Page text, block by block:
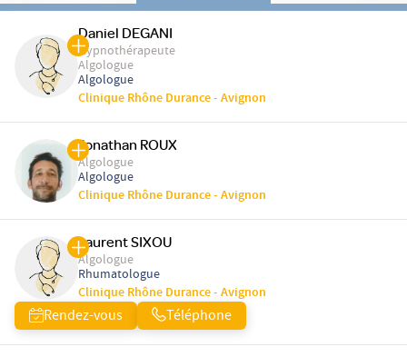
Daniel DEGANI
Hypnothérapeute
Algologue
Algologue
Clinique Rhône Durance - Avignon
Jonathan ROUX
Algologue
Algologue
Clinique Rhône Durance - Avignon
Laurent SIXOU
Algologue
Rhumatologue
Clinique Rhône Durance - Avignon
Rendez-vous Téléphone